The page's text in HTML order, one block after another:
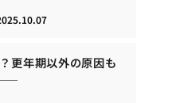
更年期以外の原因も